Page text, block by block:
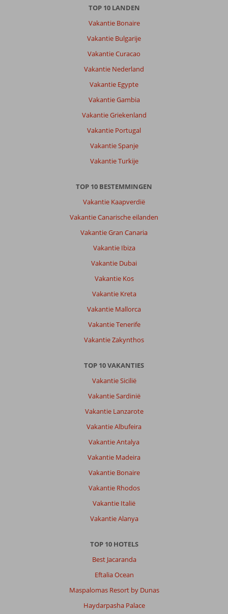
TOP 10 LANDEN
Vakantie Bonaire
Vakantie Bulgarije
Vakantie Curacao
Vakantie Nederland
Vakantie Egypte
Vakantie Gambia
Vakantie Griekenland
Vakantie Portugal
Vakantie Spanje
Vakantie Turkije
TOP 10 BESTEMMINGEN
Vakantie Kaapverdië
Vakantie Canarische eilanden
Vakantie Gran Canaria
Vakantie Ibiza
Vakantie Dubai
Vakantie Kos
Vakantie Kreta
Vakantie Mallorca
Vakantie Tenerife
Vakantie Zakynthos
TOP 10 VAKANTIES
Vakantie Sicilië
Vakantie Sardinië
Vakantie Lanzarote
Vakantie Albufeira
Vakantie Antalya
Vakantie Madeira
Vakantie Bonaire
Vakantie Rhodos
Vakantie Italië
Vakantie Alanya
TOP 10 HOTELS
Best Jacaranda
Eftalia Ocean
Maspalomas Resort by Dunas
Haydarpasha Palace